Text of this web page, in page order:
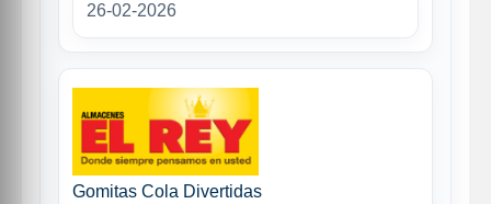
26-02-2026
Gomitas Cola Divertidas